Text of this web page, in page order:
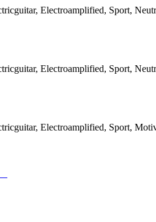
Electroamplified, Sport,
Electroamplified, Sport,
Electroamplified, Sport,